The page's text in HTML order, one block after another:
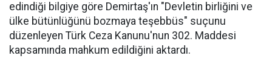
edindiği bilgiye göre Demirtaş'ın "Devletin birliğini ve
ülke bütünlüğünü bozmaya teşebbüs" suçunu
düzenleyen Türk Ceza Kanunu'nun 302. Maddesi
kapsamında mahkum edildiğini aktardı.